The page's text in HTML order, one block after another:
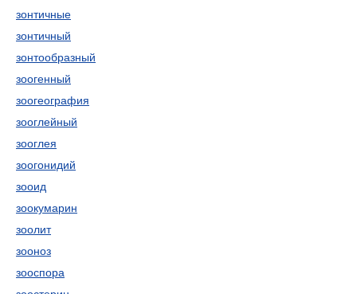
зонтичные
зонтичный
зонтообразный
зоогенный
зоогеография
зооглейный
зооглея
зоогонидий
зооид
зоокумарин
зоолит
зооноз
зооспора